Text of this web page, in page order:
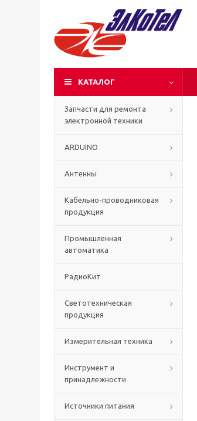
КАТАЛОГ
Запчасти для ремонта
электронной техники
ARDUINO
Антенны
Кабельно-проводниковая
продукция
Промышленная
автоматика
РадиоКит
Светотехническая
продукция
Измерительная техника
Инструмент и
принадлежности
Источники питания